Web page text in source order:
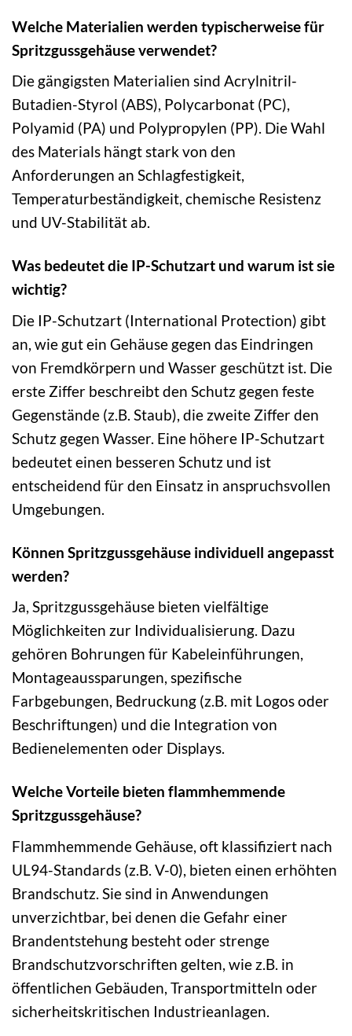
Welche Materialien werden typischerweise für
Spritzgussgehäuse verwendet?
Die gängigsten Materialien sind Acrylnitril-
Butadien-Styrol (ABS), Polycarbonat (PC),
Polyamid (PA) und Polypropylen (PP). Die Wahl
des Materials hängt stark von den
Anforderungen an Schlagfestigkeit,
Temperaturbeständigkeit, chemische Resistenz
und UV-Stabilität ab.
Was bedeutet die IP-Schutzart und warum ist sie
wichtig?
Die IP-Schutzart (International Protection) gibt
an, wie gut ein Gehäuse gegen das Eindringen
von Fremdkörpern und Wasser geschützt ist. Die
erste Ziffer beschreibt den Schutz gegen feste
Gegenstände (z.B. Staub), die zweite Ziffer den
Schutz gegen Wasser. Eine höhere IP-Schutzart
bedeutet einen besseren Schutz und ist
entscheidend für den Einsatz in anspruchsvollen
Umgebungen.
Können Spritzgussgehäuse individuell angepasst
werden?
Ja, Spritzgussgehäuse bieten vielfältige
Möglichkeiten zur Individualisierung. Dazu
gehören Bohrungen für Kabeleinführungen,
Montageaussparungen, spezifische
Farbgebungen, Bedruckung (z.B. mit Logos oder
Beschriftungen) und die Integration von
Bedienelementen oder Displays.
Welche Vorteile bieten flammhemmende
Spritzgussgehäuse?
Flammhemmende Gehäuse, oft klassifiziert nach
UL94-Standards (z.B. V-0), bieten einen erhöhten
Brandschutz. Sie sind in Anwendungen
unverzichtbar, bei denen die Gefahr einer
Brandentstehung besteht oder strenge
Brandschutzvorschriften gelten, wie z.B. in
öffentlichen Gebäuden, Transportmitteln oder
sicherheitskritischen Industrieanlagen.